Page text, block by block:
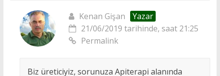
Kenan Gişan
Yazar
21/06/2019 tarihinde, saat 21:25
Permalink
Biz üreticiyiz, sorunuza Apiterapi alanında